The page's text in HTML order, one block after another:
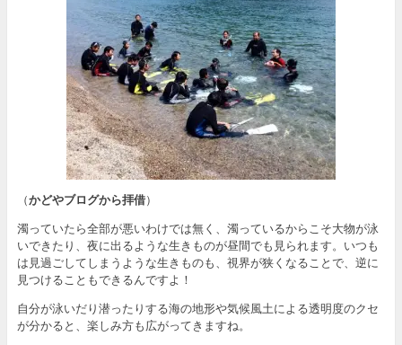
（かどやブログから拝借）
濁っていたら全部が悪いわけでは無く、濁っているからこそ大物が泳
いできたり、夜に出るような生きものが昼間でも見られます。いつも
は見過ごしてしまうような生きものも、視界が狭くなることで、逆に
見つけることもできるんですよ！
自分が泳いだり潜ったりする海の地形や気候風土による透明度のクセ
が分かると、楽しみ方も広がってきますね。